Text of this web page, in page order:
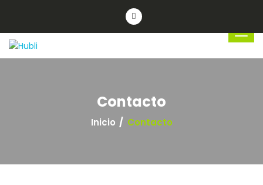
Contacto
Inicio Contacto